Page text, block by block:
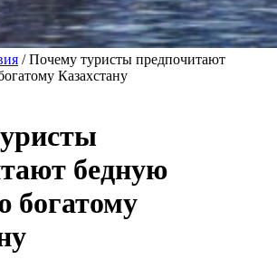
/ Почему туристы предпочитают
Казахстану
бедную
богатому